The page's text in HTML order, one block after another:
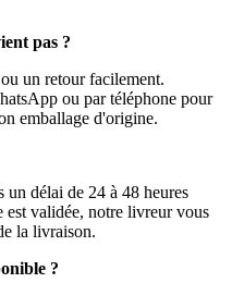
pas ?
un retour facilement.
ou par téléphone pour
emballage d'origine.
délai de 24 à 48 heures
est validée, notre livreur vous
la livraison.
?